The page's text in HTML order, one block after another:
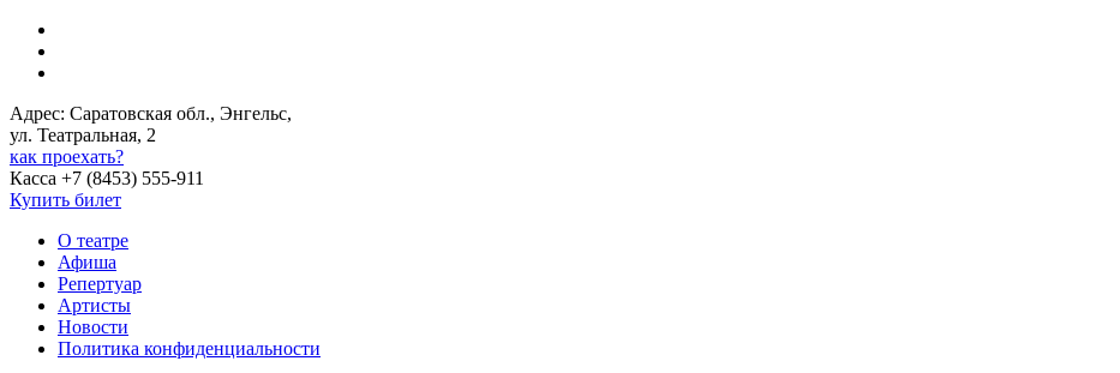
Адрес: Саратовская обл., Энгельс,
ул. Театральная, 2
как проехать?
Касса +7 (8453) 555-911
Купить билет
О театре
Афиша
Репертуар
Артисты
Новости
Политика конфиденциальности